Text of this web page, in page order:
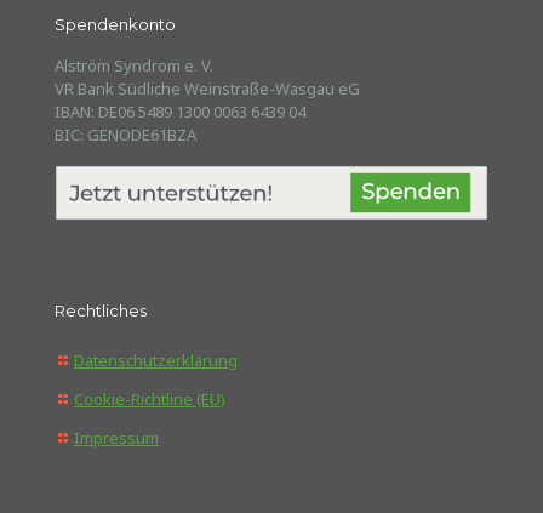
Spendenkonto
Alström Syndrom e. V.
VR Bank Südliche Weinstraße-Wasgau eG
IBAN: DE06 5489 1300 0063 6439 04
BIC: GENODE61BZA
Rechtliches
Datenschutzerklärung
Cookie-Richtline (EU)
Impressum